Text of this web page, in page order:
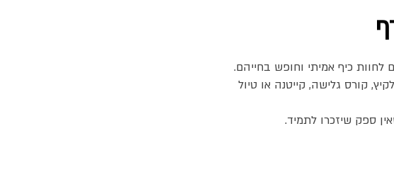
כיף אמיתי וחופש בחייהם.
קורס גלישה, קייטנה או טיול
ספק שיזכרו לתמיד.